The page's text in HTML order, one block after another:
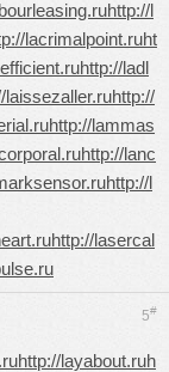
http://l
lacrimalpoint.ruht
http://ladl
laissezaller.ruhttp://
http://lammas
http://lanc
http://l
http://lasercal
5#
http://layabout.ruh